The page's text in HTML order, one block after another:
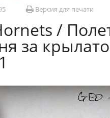
Версия для печати
/
за